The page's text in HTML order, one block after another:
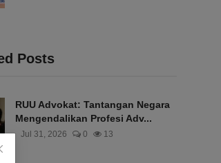
Posts
RUU Advokat: Tantangan Negara
Mengendalikan Profesi Adv...
Jul 31, 2026 0 13